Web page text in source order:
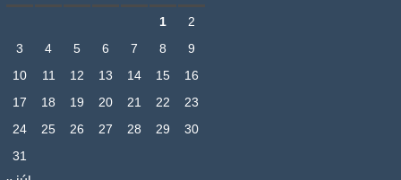
1
2
3
4 5 6 7 8
9
10
11 12 13 14 15
16
17
18 19 20 21 22
23
24
25 26 27 28 29
30
31